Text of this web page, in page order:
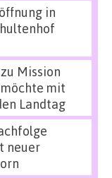
in
zu Mission
mit
Landtag
neuer